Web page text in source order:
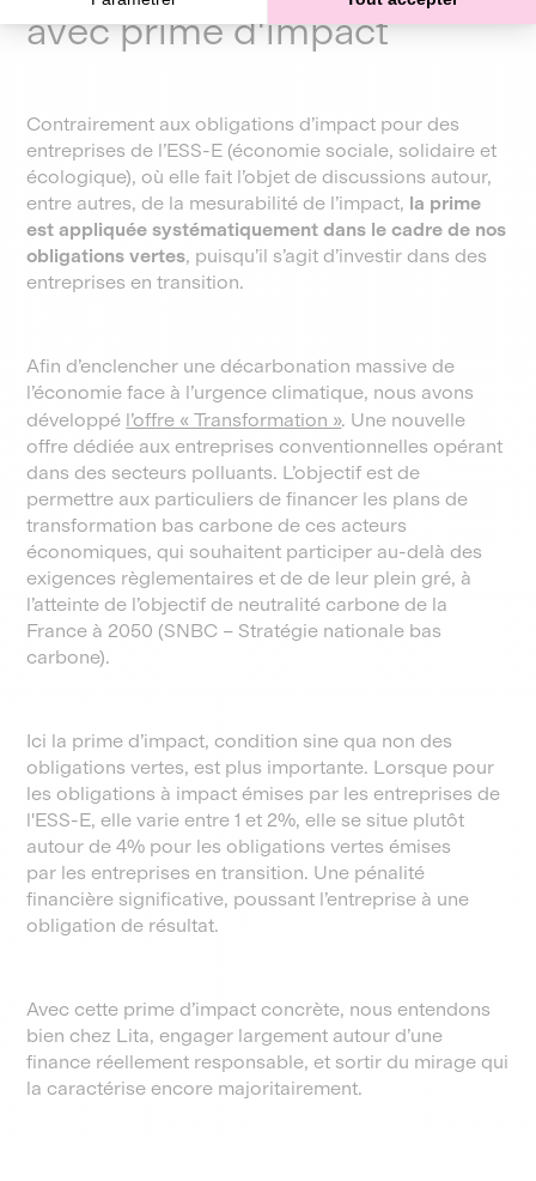
avec prime d'impact
Contrairement aux obligations d’impact pour des
entreprises de l’ESS-E (économie sociale, solidaire et
écologique), où elle fait l’objet de discussions autour,
entre autres, de la mesurabilité de l’impact, la prime
est appliquée systématiquement dans le cadre de nos
obligations vertes, puisqu’il s’agit d’investir dans des
entreprises en transition.
Afin d’enclencher une décarbonation massive de
l’économie face à l’urgence climatique, nous avons
développé l’offre « Transformation ». Une nouvelle
offre dédiée aux entreprises conventionnelles opérant
dans des secteurs polluants. L’objectif est de
permettre aux particuliers de financer les plans de
transformation bas carbone de ces acteurs
économiques, qui souhaitent participer au-delà des
exigences règlementaires et de de leur plein gré, à
l’atteinte de l’objectif de neutralité carbone de la
France à 2050 (SNBC – Stratégie nationale bas
carbone).
Ici la prime d’impact, condition sine qua non des
obligations vertes, est plus importante. Lorsque pour
les obligations à impact émises par les entreprises de
l'ESS-E, elle varie entre 1 et 2%, elle se situe plutôt
autour de 4% pour les obligations vertes émises
par les entreprises en transition. Une pénalité
financière significative, poussant l’entreprise à une
obligation de résultat.
Avec cette prime d’impact concrète, nous entendons
bien chez Lita, engager largement autour d’une
finance réellement responsable, et sortir du mirage qui
la caractérise encore majoritairement.